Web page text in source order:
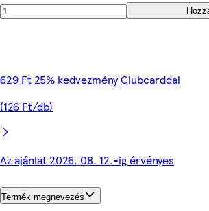
629 Ft 25% kedvezmény Clubcarddal
(126 Ft/db)
Az ajánlat 2026. 08. 12.-ig érvényes
Termék megnevezés